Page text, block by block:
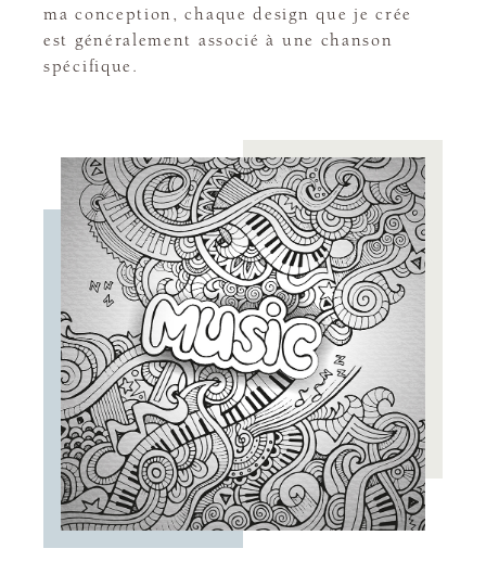
ma conception, chaque design que je crée
est généralement associé à une chanson
spécifique.